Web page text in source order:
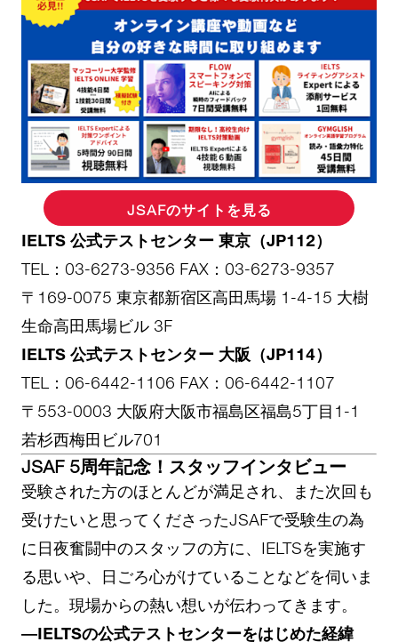
JSAFのサイトを見る
IELTS 公式テストセンター 東京（JP112）
TEL：03-6273-9356 FAX：03-6273-9357
〒169-0075 東京都新宿区高田馬場 1-4-15 大樹
生命高田馬場ビル 3F
IELTS 公式テストセンター 大阪（JP114）
TEL：06-6442-1106 FAX：06-6442-1107
〒553-0003 大阪府大阪市福島区福島5丁目1-1
若杉西梅田ビル701
JSAF 5周年記念！スタッフインタビュー
受験された方のほとんどが満足され、また次回も
受けたいと思ってくださったJSAFで受験生の為
に日夜奮闘中のスタッフの方に、IELTSを実施す
る思いや、日ごろ心がけていることなどを伺いま
した。現場からの熱い想いが伝わってきます。
―IELTSの公式テストセンターをはじめた経緯